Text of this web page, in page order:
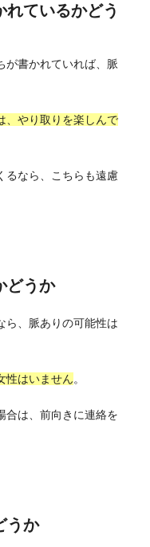
ているかどう
が書かれていれば、脈
、やり取りを楽しんで
るなら、こちらも遠慮
どうか
ら、脈ありの可能性は
性はいません。
合は、前向きに連絡を
うか